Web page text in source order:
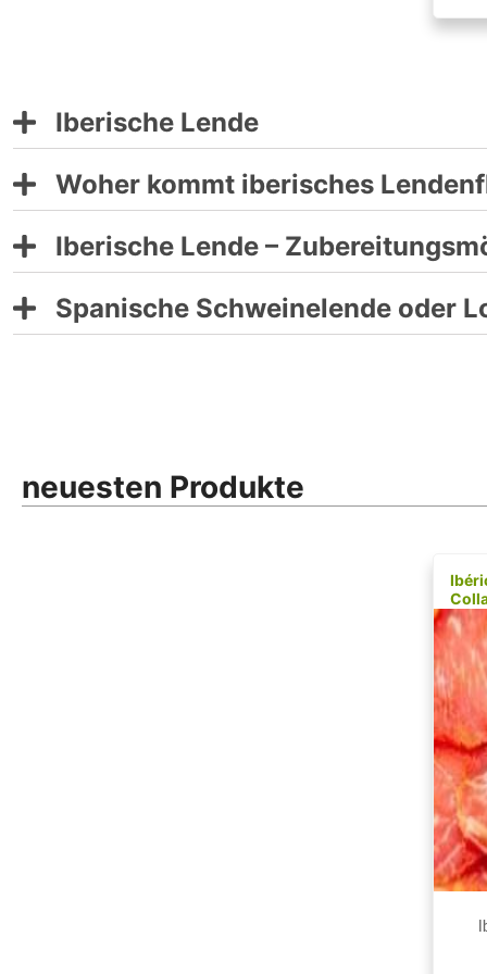
Iberische Lende
Woher kommt iberisches
Iberische Lende –
Spanische Schweinelende oder
neuesten Produkte